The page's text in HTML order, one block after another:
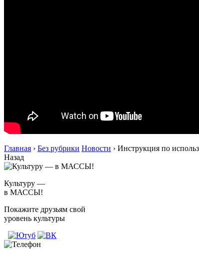
Главная › Без рубрики Новости › Инструкция по
Назад
Культуру —
в МАССЫ!
Покажите друзьям свой
уровень культуры